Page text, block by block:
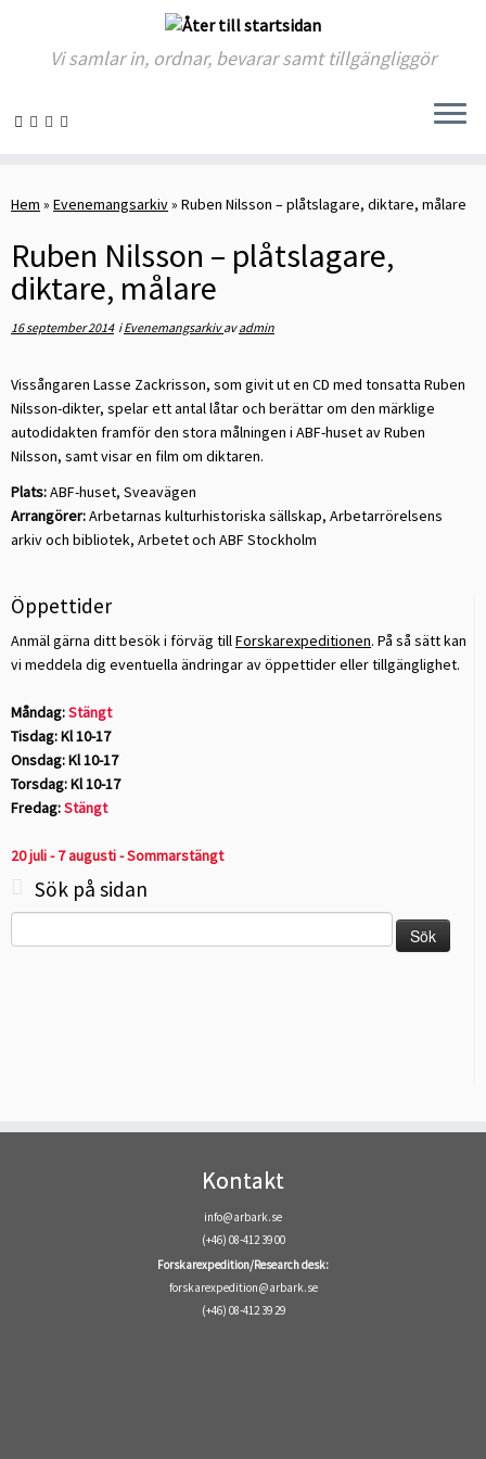
to
Vi samlar in, ordnar, bevarar samt tillgängliggör
Hem » Evenemangsarkiv» Ruben Nilsson – plåtslagare, diktare, målare
Ruben Nilsson – plåtslagare,
diktare, målare
16 september 2014iEvenemangsarkivavadmin
Vissångaren Lasse Zackrisson, som givit ut en CD med tonsatta Ruben
Nilsson-dikter, spelar ett antal låtar och berättar om den märklige
autodidakten framför den stora målningen i ABF-huset av Ruben
Nilsson, samt visar en film om diktaren.
Plats:ABF-huset, Sveavägen
Arrangörer:Arbetarnas kulturhistoriska sällskap, Arbetarrörelsens
arkiv och bibliotek, Arbetet och ABF Stockholm
Öppettider
Anmäl gärna ditt besök i förväg tillForskarexpeditionen. På så sätt kan
vi meddela dig eventuella ändringar av öppettider eller tillgänglighet.
Måndag:Stängt
Tisdag: Kl 10-17
Onsdag: Kl 10-17
Torsdag: Kl 10-17
Fredag:Stängt
20 juli - 7 augusti - Sommarstängt
Sök på sidan
efter:
Kontakt
info@arbark.se
(+46) 08-412 39 00
Forskarexpedition/Research desk:
forskarexpedition@arbark.se
(+46) 08-412 39 29